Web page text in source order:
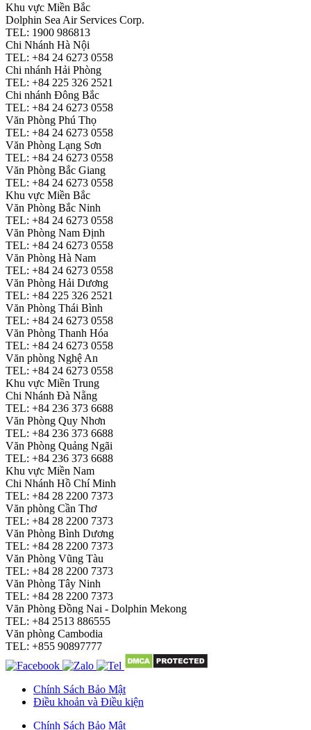
Khu vực Miền Bắc
Dolphin Sea Air Services Corp.
TEL: 1900 986813
Chi Nhánh Hà Nội
TEL: +84 24 6273 0558
Chi nhánh Hải Phòng
TEL: +84 225 326 2521
Chi nhánh Đông Bắc
TEL: +84 24 6273 0558
Văn Phòng Phú Thọ
TEL: +84 24 6273 0558
Văn Phòng Lạng Sơn
TEL: +84 24 6273 0558
Văn Phòng Bắc Giang
TEL: +84 24 6273 0558
Khu vực Miền Bắc
Văn Phòng Bắc Ninh
TEL: +84 24 6273 0558
Văn Phòng Nam Định
TEL: +84 24 6273 0558
Văn Phòng Hà Nam
TEL: +84 24 6273 0558
Văn Phòng Hải Dương
TEL: +84 225 326 2521
Văn Phòng Thái Bình
TEL: +84 24 6273 0558
Văn Phòng Thanh Hóa
TEL: +84 24 6273 0558
Văn phòng Nghệ An
TEL: +84 24 6273 0558
Khu vực Miền Trung
Chi Nhánh Đà Nẵng
TEL: +84 236 373 6688
Văn Phòng Quy Nhơn
TEL: +84 236 373 6688
Văn Phòng Quảng Ngãi
TEL: +84 236 373 6688
Khu vực Miền Nam
Chi Nhánh Hồ Chí Minh
TEL: +84 28 2200 7373
Văn phòng Cần Thơ
TEL: +84 28 2200 7373
Văn Phòng Bình Dương
TEL: +84 28 2200 7373
Văn Phòng Vũng Tàu
TEL: +84 28 2200 7373
Văn Phòng Tây Ninh
TEL: +84 28 2200 7373
Văn Phòng Đồng Nai - Dolphin Mekong
TEL: +84 2513 886555
Văn phòng Cambodia
TEL: +855 90897777
Chính Sách Bảo Mật
Điều khoản và Điều kiện
Chính Sách Bảo Mật